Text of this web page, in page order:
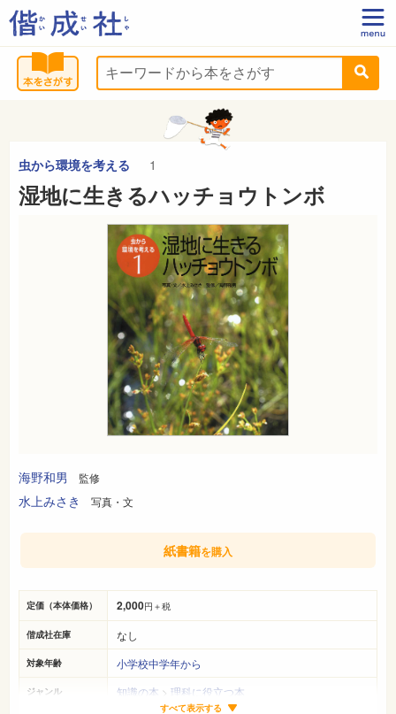
虫から環境を考える 1
湿地に生きるハッチョウトンボ
海野和男 監修
水上みさき 写真・文
定価（本体価格） 2,000円＋税
偕成社在庫 なし
対象年齢 小学校中学年から
ジャンル 知識の本 > 理科に役立つ本
すべて表示する
紙書籍を購入